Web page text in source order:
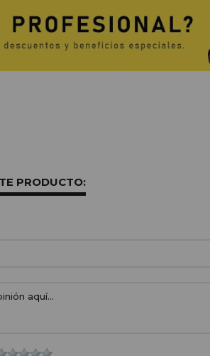
PRODUCTO: